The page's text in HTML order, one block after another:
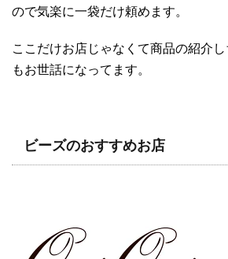
ので気楽に一袋だけ頼めます。
ここだけお店じゃなくて商品の紹介
もお世話になってます。
ビーズのおすすめお店